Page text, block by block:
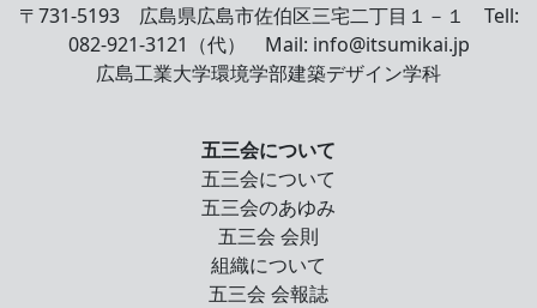
〒731-5193 広島県広島市佐伯区三宅二丁目１－１ Tell:
082-921-3121（代） Mail: info@itsumikai.jp
広島工業大学環境学部建築デザイン学科
五三会について
五三会について
五三会のあゆみ
五三会 会則
組織について
五三会 会報誌